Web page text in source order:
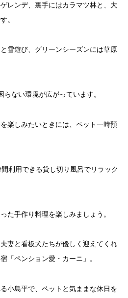
レンデ、裏手にはカラマツ林と、大
。
雪遊び、グリーンシーズンには草原
ない環境が広がっています。
楽しみたいときには、ペット一時預
利用できる貸し切り風呂でリラック
た手作り料理を楽しみましょう。
妻と看板犬たちが優しく迎えてくれ
「ペンション愛・カーニ」。
小島平で、ペットと気ままな休日を